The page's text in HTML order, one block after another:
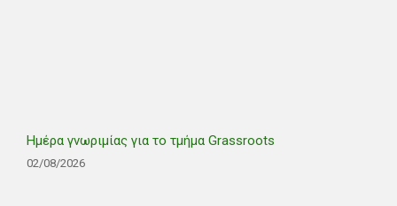
Ημέρα γνωριμίας για το τμήμα Grassroots
02/08/2026